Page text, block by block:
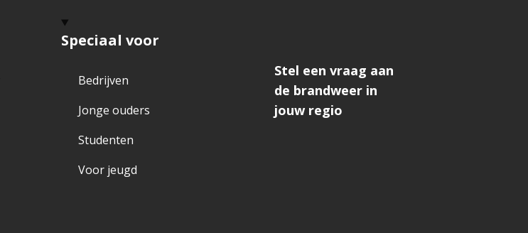
Speciaal voor
Bedrijven
Jonge ouders
Studenten
Voor jeugd
Stel een vraag aan
de brandweer in
jouw regio